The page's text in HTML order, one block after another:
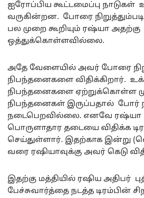
ஐரோப்பிய கூட்டமைப்பு நாடுகள்
வருகின்றன. போரை
பல முறை கூறியும் ரஷ்யா அதற்கு
ஒத்துக்கொள்ளவில்லை.
அதே வேளையில் அவர் போரை
நிபந்தனைகளை விதிக்கிறார்.
நிபந்தனைகளை ஏற்றுக்கொள்ள
நிபந்தனைகள் இருப்பதால் போர்
நடைபெறவில்லை. எனவே ரஷ்யா
பொருளாதார தடையை விதிக்க
செய்துள்ளார். இதற்காக இன்று
வரை ரஷியாவுக்கு அவர் கெடு
இதற்கு மத்தியில் ரஷிய அதிபர்
பேச்சுவார்த்தை நடத்த டிரம்பின்